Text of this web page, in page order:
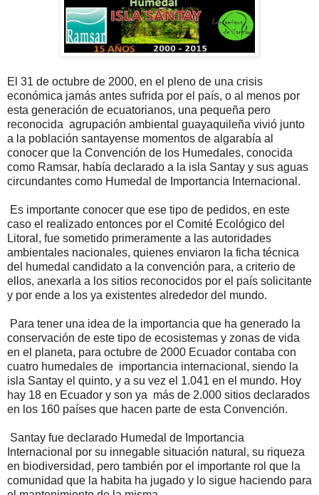
El 31 de octubre de 2000, en el pleno de una crisis
económica jamás antes sufrida por el país, o al menos por
esta generación de ecuatorianos, una pequeña pero
reconocida agrupación ambiental guayaquileña vivió junto
a la población santayense momentos de algarabía al
conocer que la Convención de los Humedales, conocida
como Ramsar, había declarado a la isla Santay y sus aguas
circundantes como Humedal de Importancia Internacional.
Es importante conocer que ese tipo de pedidos, en este
caso el realizado entonces por el Comité Ecológico del
Litoral, fue sometido primeramente a las autoridades
ambientales nacionales, quienes enviaron la ficha técnica
del humedal candidato a la convención para, a criterio de
ellos, anexarla a los sitios reconocidos por el país solicitante
y por ende a los ya existentes alrededor del mundo.
Para tener una idea de la importancia que ha generado la
conservación de este tipo de ecosistemas y zonas de vida
en el planeta, para octubre de 2000 Ecuador contaba con
cuatro humedales de importancia internacional, siendo la
isla Santay el quinto, y a su vez el 1.041 en el mundo. Hoy
hay 18 en Ecuador y son ya más de 2.000 sitios declarados
en los 160 países que hacen parte de esta Convención.
Santay fue declarado Humedal de Importancia
Internacional por su innegable situación natural, su riqueza
en biodiversidad, pero también por el importante rol que la
comunidad que la habita ha jugado y lo sigue haciendo para